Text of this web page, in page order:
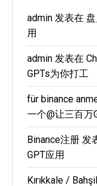
admin 发表在
用
admin 发表在
GPTs为你打工
für binance
一个@让三百万
Binance注册 发
GPT应用
Kırıkkale /